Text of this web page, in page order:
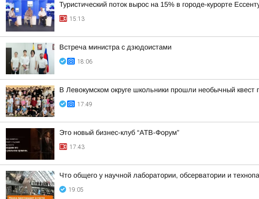
Туристический поток вырос на 15% в городе-курорте
15:13
Встреча министра с дзюдоистами
18:06
В Левокумском округе школьники прошли необычный квест
17:49
Это новый бизнес-клуб “АТВ-Форум”
17:43
Что общего у научной лаборатории, обсерватории и
19:05